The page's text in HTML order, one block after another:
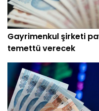
Gayrimenkul şirketi
temettü verecek